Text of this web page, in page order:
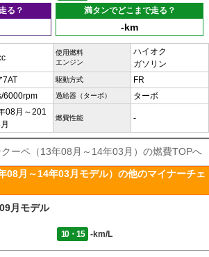
る？
満タンでどこまで走る？
-km
使用燃料
エンジン
ハイオク
ガソリン
7AT 駆動方式 FR
6000rpm 過給器（ターボ） ターボ
08月～201
燃費性能 -
ーペ（13年08月～14年03月）の燃費TOPへ
08月～14年03月モデル）の他のマイナーチェ
月モデル
10・15 -km/L